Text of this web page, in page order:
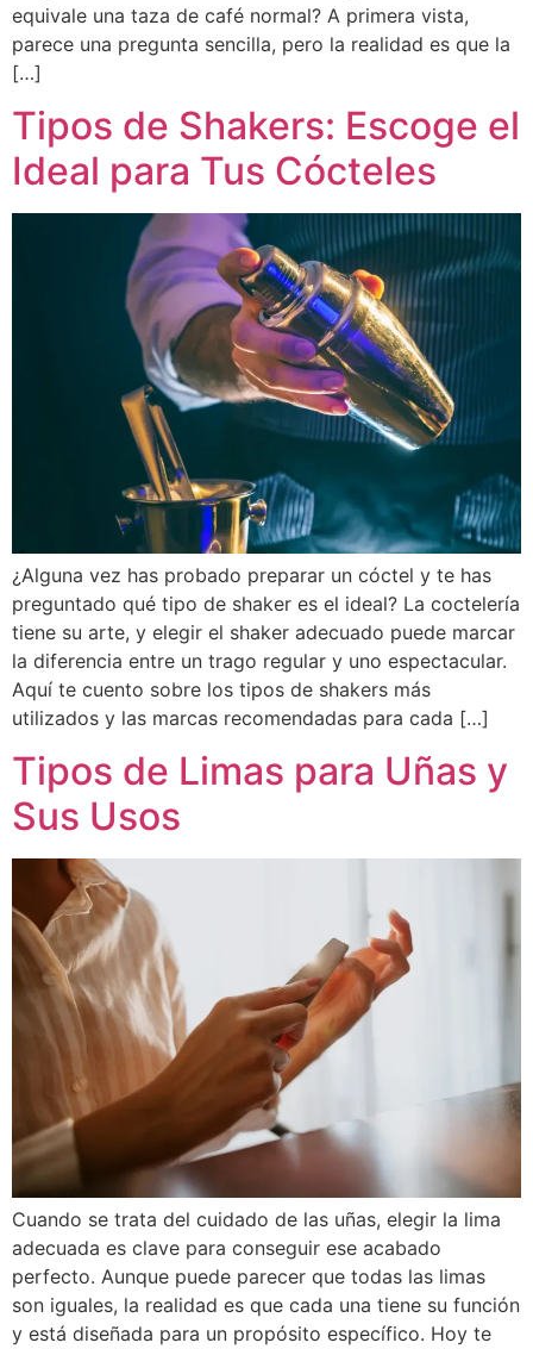
equivale una taza de café normal? A primera vista,
parece una pregunta sencilla, pero la realidad es que la
[…]
Tipos de Shakers: Escoge el
Ideal para Tus Cócteles
¿Alguna vez has probado preparar un cóctel y te has
preguntado qué tipo de shaker es el ideal? La coctelería
tiene su arte, y elegir el shaker adecuado puede marcar
la diferencia entre un trago regular y uno espectacular.
Aquí te cuento sobre los tipos de shakers más
utilizados y las marcas recomendadas para cada […]
Tipos de Limas para Uñas y
Sus Usos
Cuando se trata del cuidado de las uñas, elegir la lima
adecuada es clave para conseguir ese acabado
perfecto. Aunque puede parecer que todas las limas
son iguales, la realidad es que cada una tiene su función
y está diseñada para un propósito específico. Hoy te